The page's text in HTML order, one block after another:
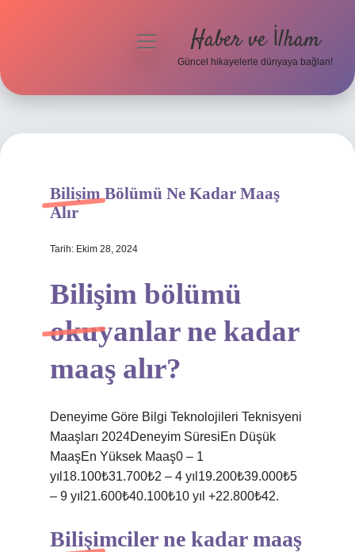
Hakkımızda
menüyü
Haber ve İlham
Güncel hikayelerle dünyaya bağlan!
Bilişim Bölümü Ne Kadar Maaş
Alır
Tarih: Ekim 28, 2024
Bilişim bölümü
okuyanlar ne kadar
maaş alır?
Deneyime Göre Bilgi Teknolojileri Teknisyeni
Maaşları 2024Deneyim SüresiEn Düşük
MaaşEn Yüksek Maaş0 – 1
yıl18.100₺31.700₺2 – 4 yıl19.200₺39.000₺5
– 9 yıl21.600₺40.100₺10 yıl +22.800₺42.
Bilişimciler ne kadar maaş